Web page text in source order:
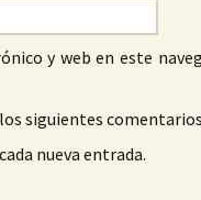
y web en este
siguientes
nueva entrada.